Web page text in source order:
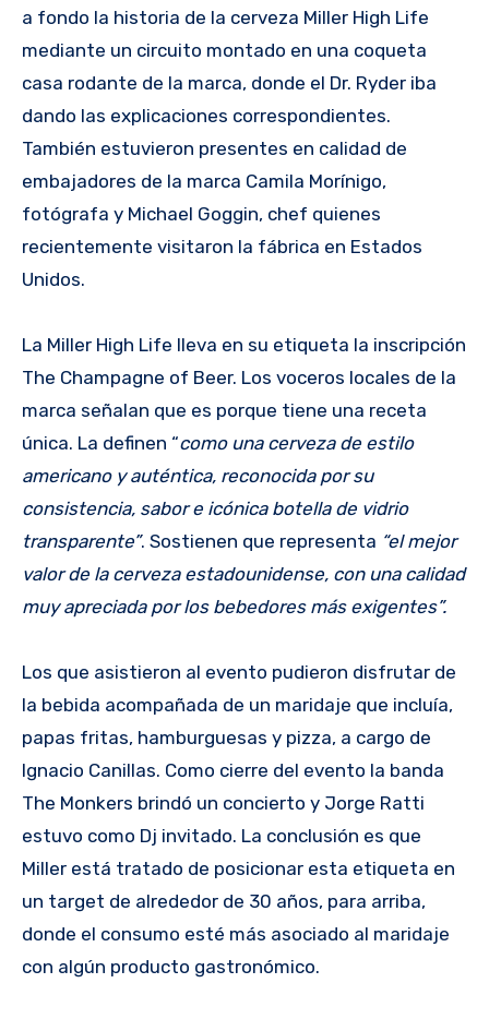
a fondo la historia de la cerveza Miller High Life
mediante un circuito montado en una coqueta
casa rodante de la marca, donde el Dr. Ryder iba
dando las explicaciones correspondientes.
También estuvieron presentes en calidad de
embajadores de la marca Camila Morínigo,
fotógrafa y Michael Goggin, chef quienes
recientemente visitaron la fábrica en Estados
Unidos.
La Miller High Life lleva en su etiqueta la inscripción
The Champagne of Beer. Los voceros locales de la
marca señalan que es porque tiene una receta
única. La definen “como una cerveza de estilo
americano y auténtica, reconocida por su
consistencia, sabor e icónica botella de vidrio
transparente”. Sostienen que representa “el mejor
valor de la cerveza estadounidense, con una calidad
muy apreciada por los bebedores más exigentes”.
Los que asistieron al evento pudieron disfrutar de
la bebida acompañada de un maridaje que incluía,
papas fritas, hamburguesas y pizza, a cargo de
Ignacio Canillas. Como cierre del evento la banda
The Monkers brindó un concierto y Jorge Ratti
estuvo como Dj invitado. La conclusión es que
Miller está tratado de posicionar esta etiqueta en
un target de alrededor de 30 años, para arriba,
donde el consumo esté más asociado al maridaje
con algún producto gastronómico.